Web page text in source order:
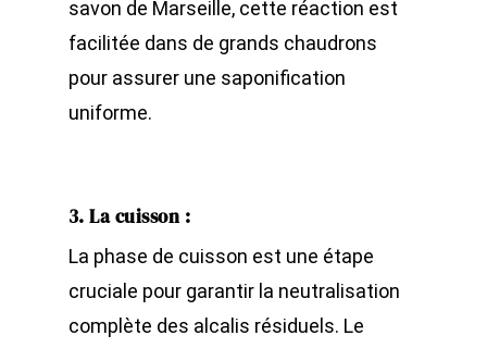
savon de Marseille, cette réaction est
facilitée dans de grands chaudrons
pour assurer une saponification
uniforme.
3. La cuisson :
La phase de cuisson est une étape
cruciale pour garantir la neutralisation
complète des alcalis résiduels. Le